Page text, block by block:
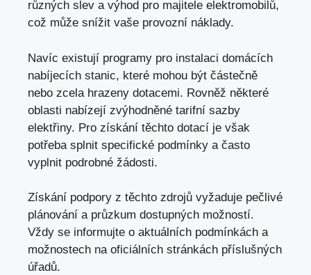
různých slev a výhod pro majitele elektromobilů,
což může snížit vaše provozní náklady.
Navíc existují programy pro instalaci domácích
nabíjecích stanic, které mohou být částečně
nebo zcela hrazeny dotacemi. Rovněž některé
oblasti nabízejí zvýhodněné tarifní sazby
elektřiny. Pro získání těchto dotací je však
potřeba splnit specifické podmínky a často
vyplnit podrobné žádosti.
Získání podpory z těchto zdrojů vyžaduje pečlivé
plánování a průzkum dostupných možností.
Vždy se informujte o aktuálních podmínkách a
možnostech na oficiálních stránkách příslušných
úřadů.